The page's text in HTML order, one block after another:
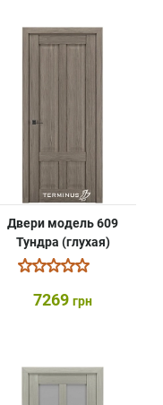
Двери модель 609
Тундра (глухая)
7269 грн